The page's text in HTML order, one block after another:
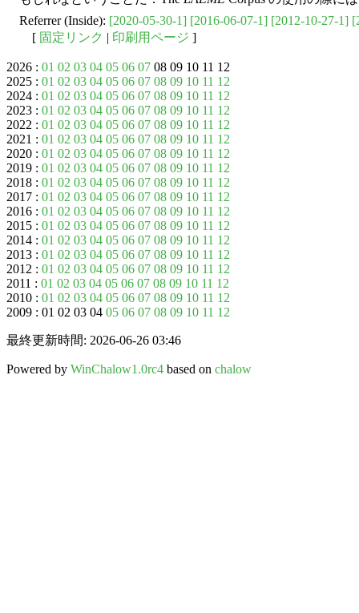
Referrer (Inside): [2020-05-30-1] [2016-06-07-1] [2012-10-27-1]
[ 固定リンク | 印刷用ページ ]
2026 : 01 02 03 04 05 06 07 08 09 10 11 12
2025 : 01 02 03 04 05 06 07 08 09 10 11 12
2024 : 01 02 03 04 05 06 07 08 09 10 11 12
2023 : 01 02 03 04 05 06 07 08 09 10 11 12
2022 : 01 02 03 04 05 06 07 08 09 10 11 12
2021 : 01 02 03 04 05 06 07 08 09 10 11 12
2020 : 01 02 03 04 05 06 07 08 09 10 11 12
2019 : 01 02 03 04 05 06 07 08 09 10 11 12
2018 : 01 02 03 04 05 06 07 08 09 10 11 12
2017 : 01 02 03 04 05 06 07 08 09 10 11 12
2016 : 01 02 03 04 05 06 07 08 09 10 11 12
2015 : 01 02 03 04 05 06 07 08 09 10 11 12
2014 : 01 02 03 04 05 06 07 08 09 10 11 12
2013 : 01 02 03 04 05 06 07 08 09 10 11 12
2012 : 01 02 03 04 05 06 07 08 09 10 11 12
2011 : 01 02 03 04 05 06 07 08 09 10 11 12
2010 : 01 02 03 04 05 06 07 08 09 10 11 12
2009 : 01 02 03 04 05 06 07 08 09 10 11 12
最終更新時間: 2026-06-26 03:46
Powered by WinChalow1.0rc4 based on chalow